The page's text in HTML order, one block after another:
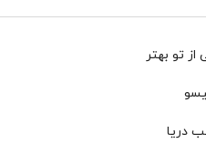
تو ‌بهتر
دریا